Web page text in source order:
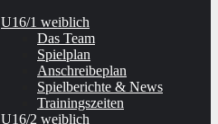
U16/1 weiblich
Das Team
Spielplan
Anschreibeplan
Spielberichte & News
Trainingszeiten
U16/2 weiblich